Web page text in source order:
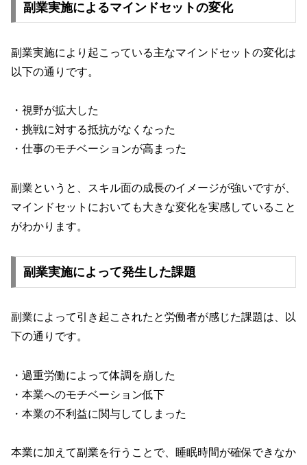
副業実施によるマインドセットの変化
副業実施により起こっている主なマインドセットの変化は
以下の通りです。
・視野が拡大した
・挑戦に対する抵抗がなくなった
・仕事のモチベーションが高まった
副業というと、スキル面の成長のイメージが強いですが、
マインドセットにおいても大きな変化を実感していること
がわかります。
副業実施によって発生した課題
副業によって引き起こされたと労働者が感じた課題は、以
下の通りです。
・過重労働によって体調を崩した
・本業へのモチベーション低下
・本業の不利益に関与してしまった
本業に加えて副業を行うことで、睡眠時間が確保できなか